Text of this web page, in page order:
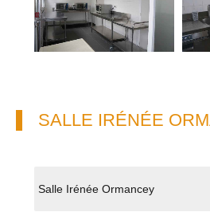
SALLE IRÉNÉE